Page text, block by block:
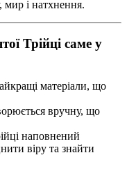
мир і натхнення.
Трійці саме у
матеріали, що
вручну, що
наповнений
віру та знайти